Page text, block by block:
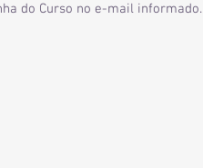
do Curso no e-mail informado.